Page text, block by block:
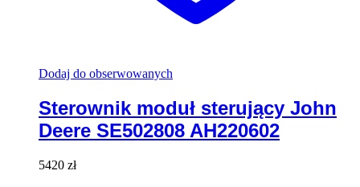
Dodaj do obserwowanych
Sterownik moduł sterujący John
Deere SE502808 AH220602
5420 zł